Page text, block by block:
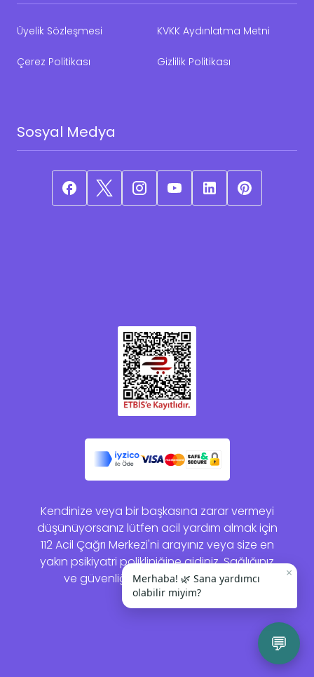
Üyelik Sözleşmesi KVKK Aydınlatma Metni
Çerez Politikası Gizlilik Politikası
Sosyal Medya
Kendinize veya bir başkasına zarar vermeyi
düşünüyorsanız lütfen acil yardım almak için
112 Acil Çağrı Merkezi'ni arayınız veya size en
yakın psikiyatri polikliniğine gidiniz. Sağlığınız
ve güvenliğiniz bizim için önemlidir.
💬
×
Merhaba! 🌿 Sana yardımcı
olabilir miyim?